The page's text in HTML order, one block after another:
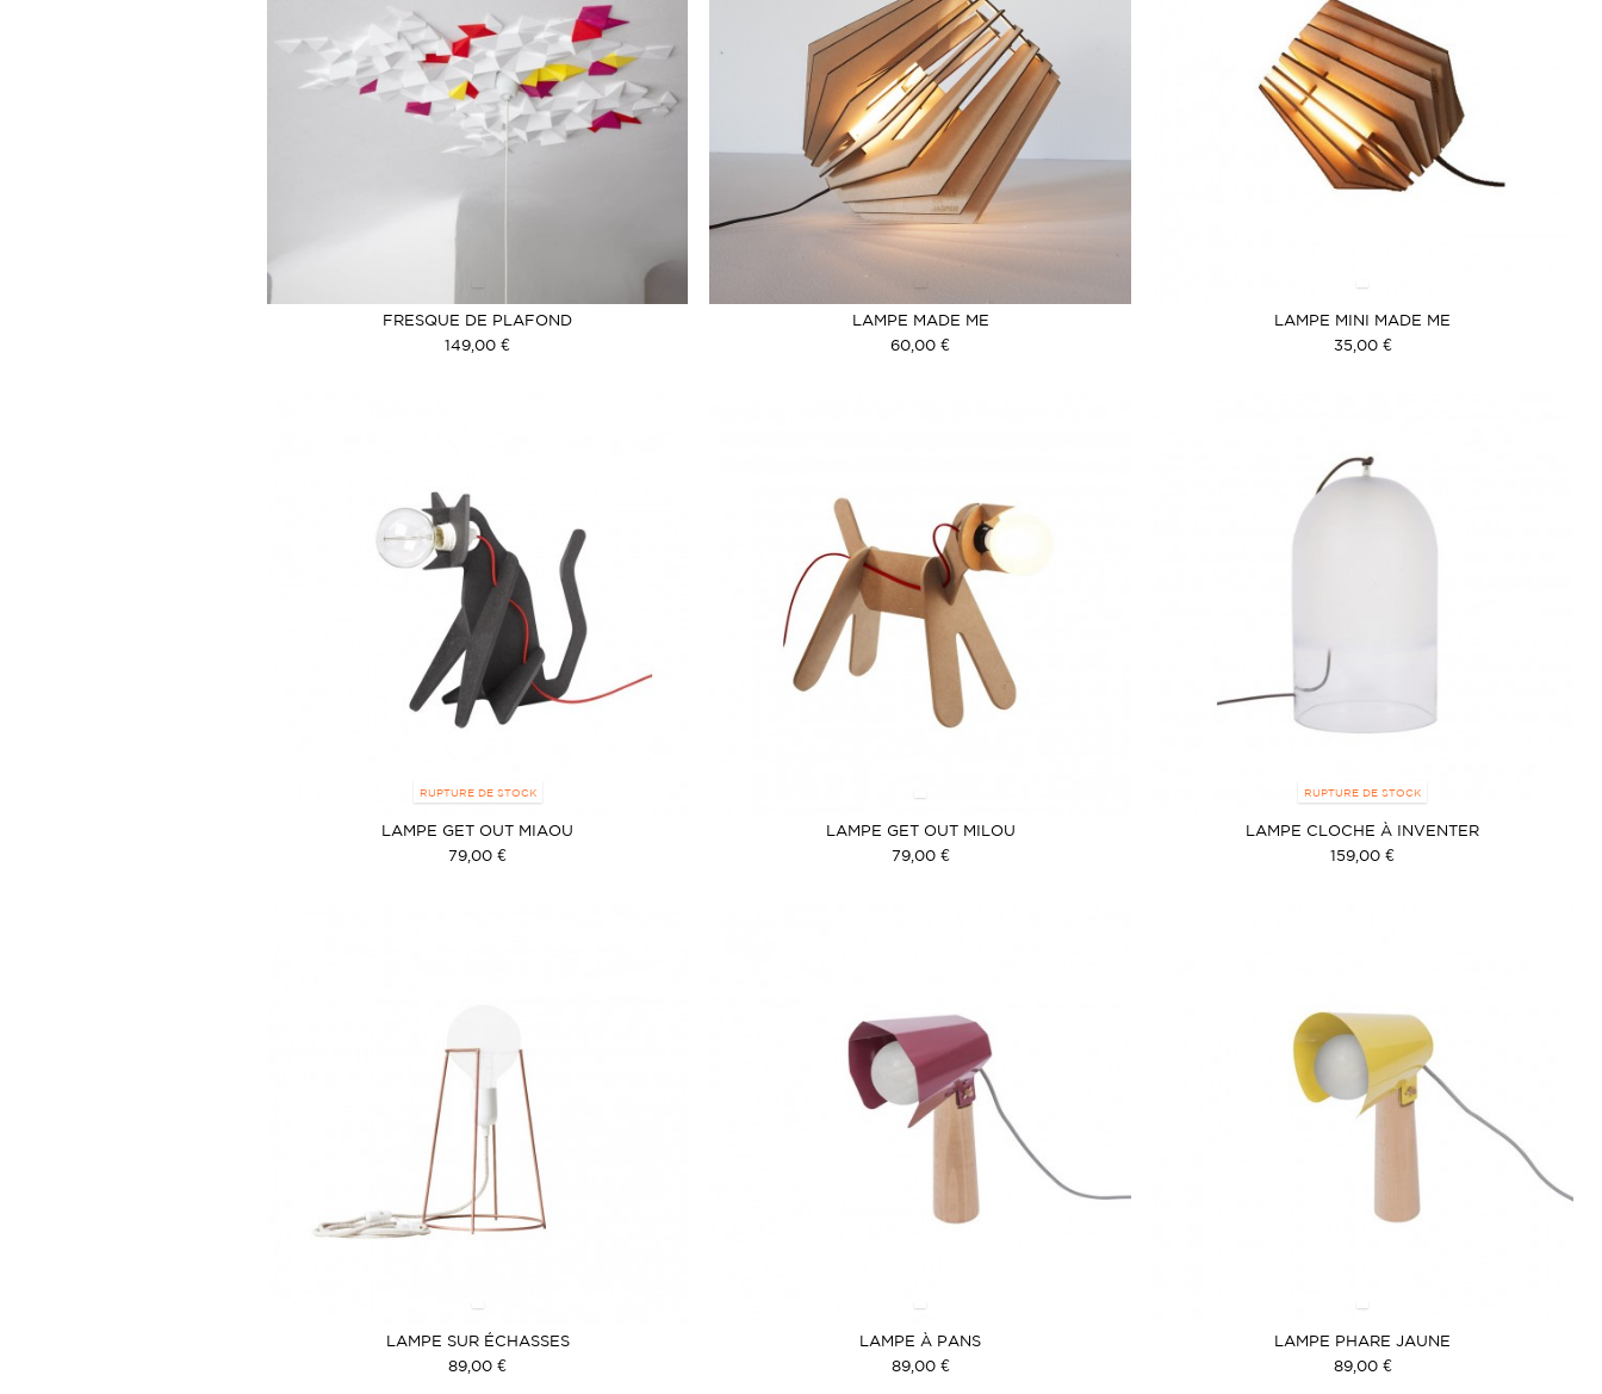
FRESQUE DE PLAFOND
149,00 €
LAMPE MADE ME
60,00 €
LAMPE MINI MADE ME
35,00 €
RUPTURE DE STOCK
LAMPE GET OUT MIAOU
79,00 €
LAMPE GET OUT MILOU
79,00 €
RUPTURE DE STOCK
LAMPE CLOCHE À INVENTER
159,00 €
LAMPE SUR ÉCHASSES
89,00 €
LAMPE À PANS
89,00 €
LAMPE PHARE JAUNE
89,00 €